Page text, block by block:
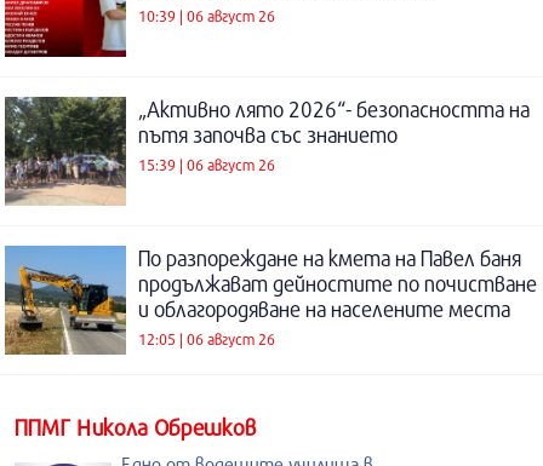
10:39 | 06 август 26
„Активно лято 2026“- безопасността на
пътя започва със знанието
15:39 | 06 август 26
По разпореждане на кмета на Павел баня
продължават дейностите по почистване
и облагородяване на населените места
12:05 | 06 август 26
ППМГ Никола Обрешков